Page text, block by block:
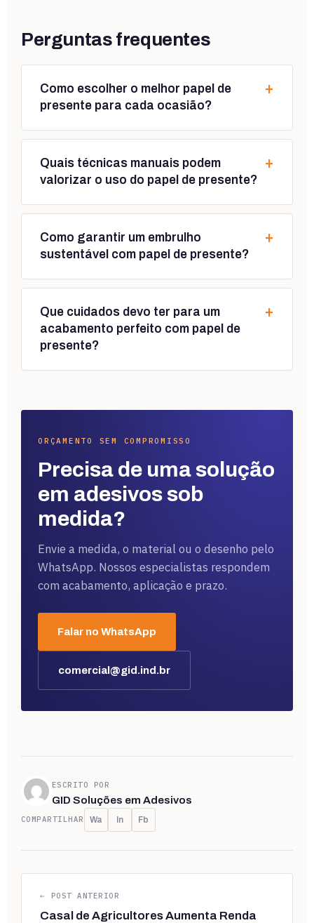
Perguntas frequentes
Como escolher o melhor papel de
presente para cada ocasião?
+
Quais técnicas manuais podem
valorizar o uso do papel de presente?
+
Como garantir um embrulho
sustentável com papel de presente?
+
Que cuidados devo ter para um
acabamento perfeito com papel de
presente?
+
ORÇAMENTO SEM COMPROMISSO
Precisa de uma solução
em adesivos sob
medida?
Envie a medida, o material ou o desenho pelo
WhatsApp. Nossos especialistas respondem
com acabamento, aplicação e prazo.
Falar no WhatsApp
comercial@gid.ind.br
ESCRITO POR
GID Soluções em Adesivos
COMPARTILHAR Wa In Fb
← POST ANTERIOR
Casal de Agricultores Aumenta Renda